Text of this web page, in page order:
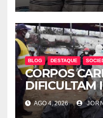
BLOG DESTAQUE
CORPOS
DIFICULTAM
DAS 22
TRAGÉDIA
AGO 4, 2026